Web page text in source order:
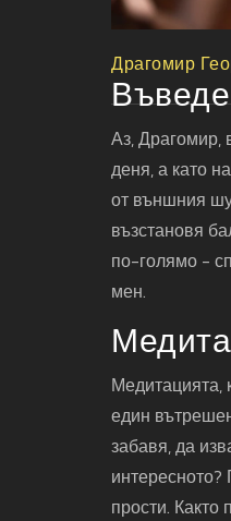
Драгомир
Аз, Драгомир,
деня, а като
от външния
възстановя
по-голямо -
мен.
Медитацията,
един
забавя, да
прости. Както